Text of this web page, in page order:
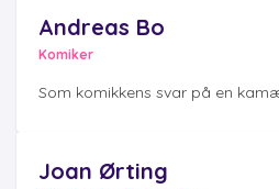
Andreas Bo
Komiker
Som komikkens svar på en
Joan Ørting